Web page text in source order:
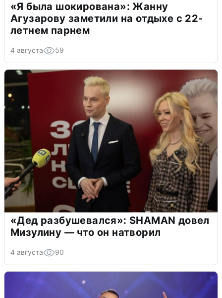
«Я была шокирована»: Жанну
Агузарову заметили на отдыхе с 22-
летнем парнем
4 августа 59
«Дед разбушевался»: SHAMAN довел
Мизулину — что он натворил
4 августа 90